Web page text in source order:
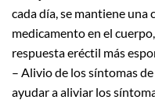
cada día, se mantiene
medicamento en el
respuesta eréctil más
– Alivio de los síntomas
ayudar a aliviar los